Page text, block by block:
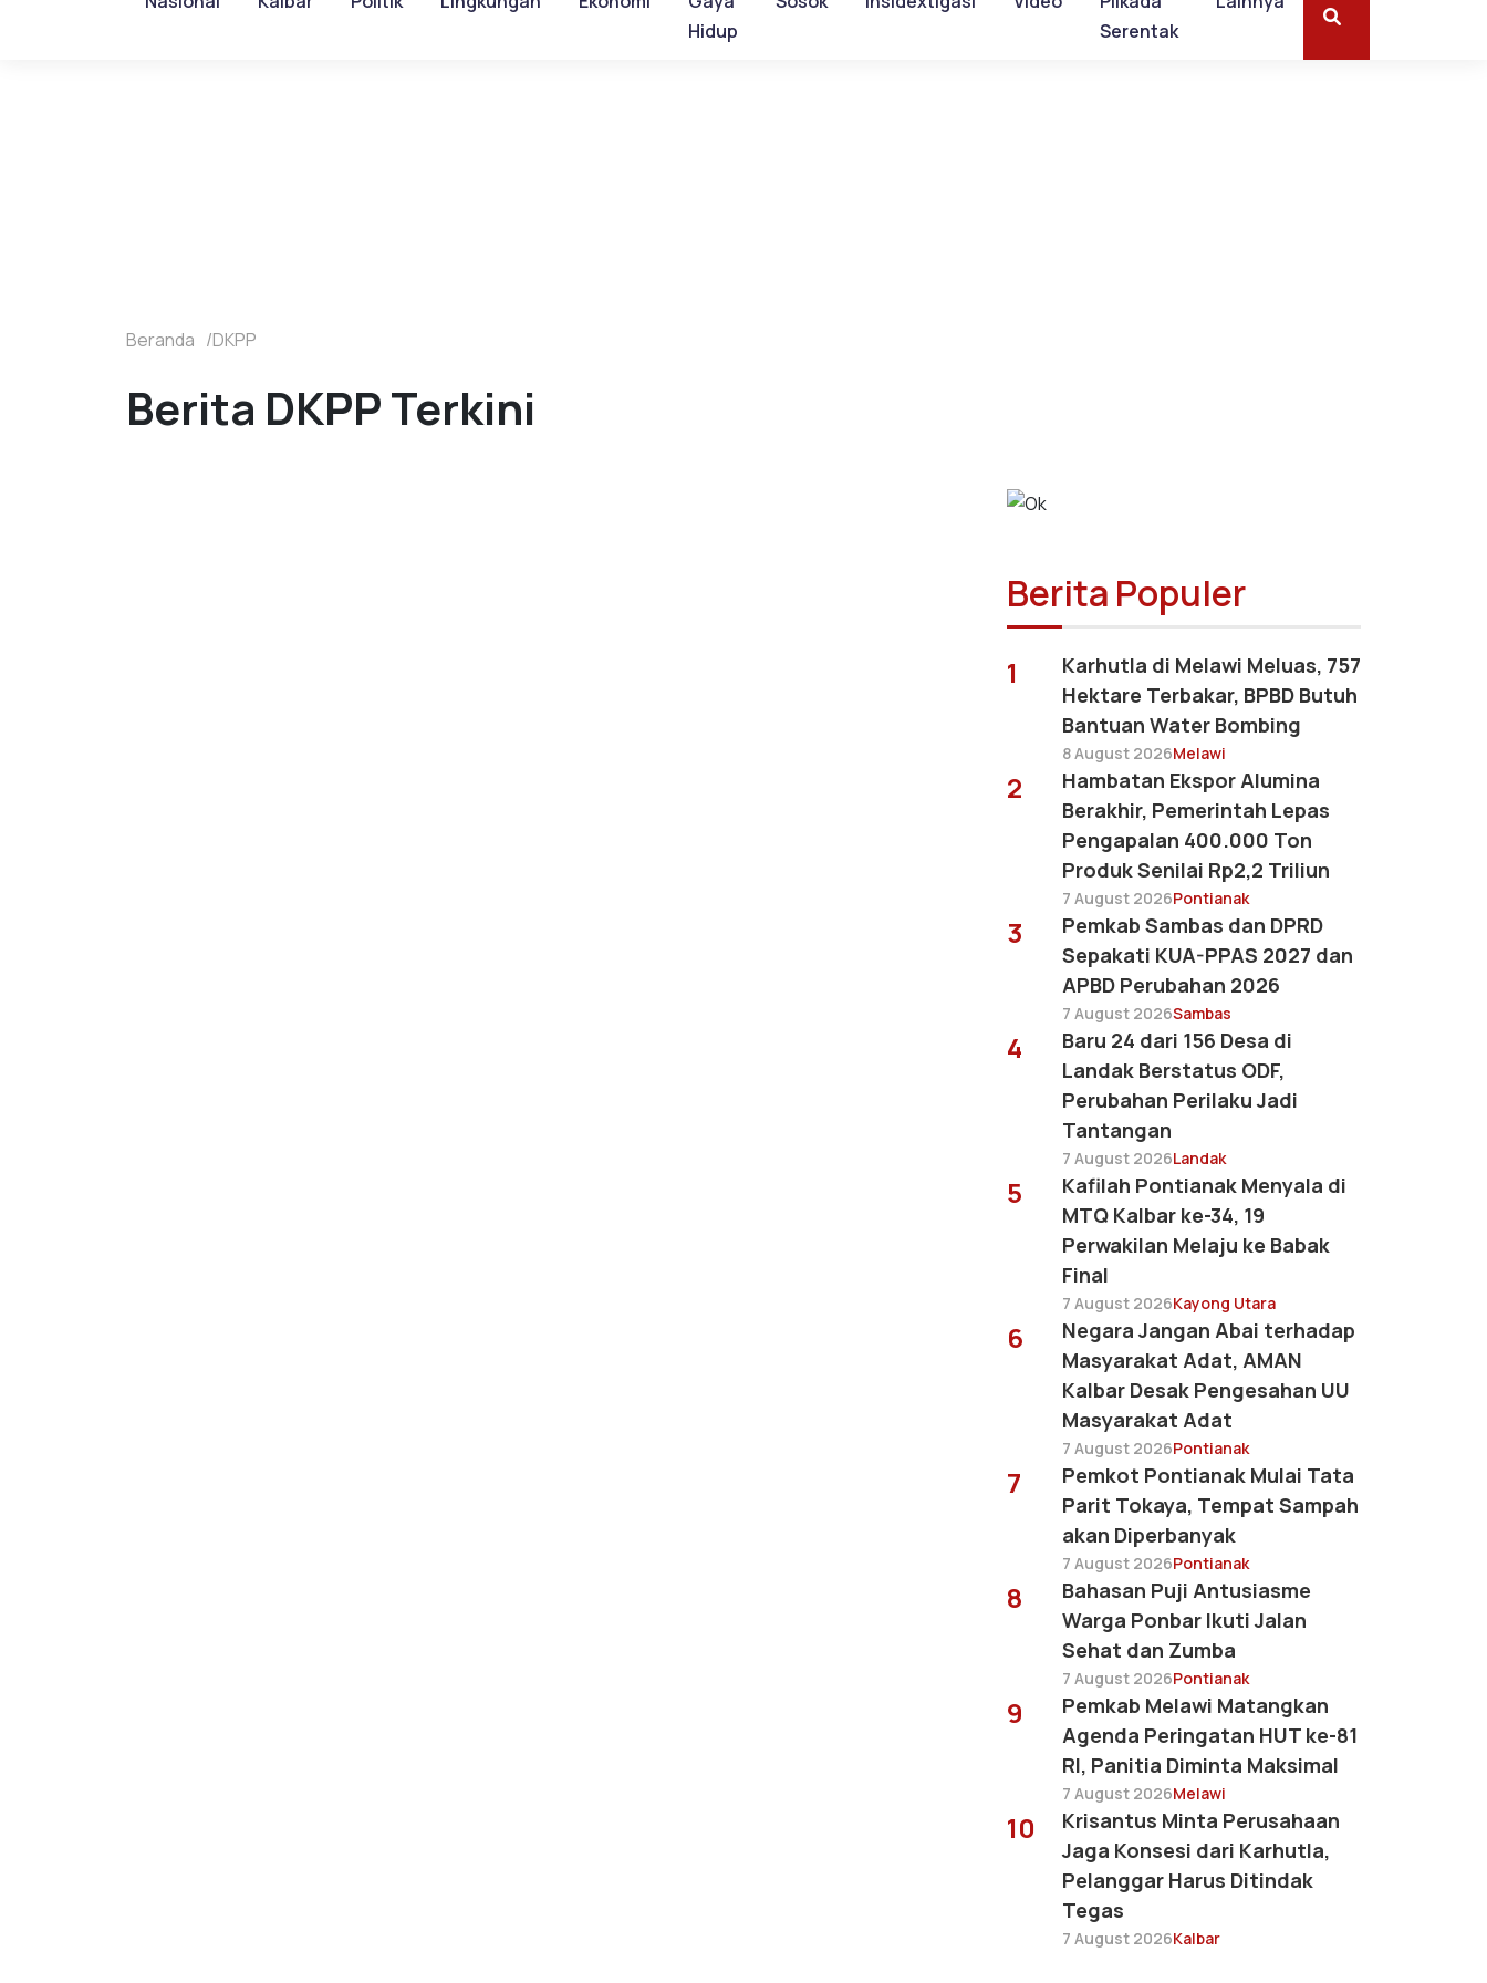
Hidup
Serentak
Beranda DKPP
Berita DKPP Terkini
Berita Populer
1
Karhutla di Melawi Meluas, 757
Hektare Terbakar, BPBD Butuh
Bantuan Water Bombing
8 August 2026Melawi
2
Hambatan Ekspor Alumina
Berakhir, Pemerintah Lepas
Pengapalan 400.000 Ton
Produk Senilai Rp2,2 Triliun
7 August 2026Pontianak
3
Pemkab Sambas dan DPRD
Sepakati KUA-PPAS 2027 dan
APBD Perubahan 2026
7 August 2026Sambas
4
Baru 24 dari 156 Desa di
Landak Berstatus ODF,
Perubahan Perilaku Jadi
Tantangan
7 August 2026Landak
5
Kafilah Pontianak Menyala di
MTQ Kalbar ke-34, 19
Perwakilan Melaju ke Babak
Final
7 August 2026Kayong Utara
6
Negara Jangan Abai terhadap
Masyarakat Adat, AMAN
Kalbar Desak Pengesahan UU
Masyarakat Adat
7 August 2026Pontianak
7
Pemkot Pontianak Mulai Tata
Parit Tokaya, Tempat Sampah
akan Diperbanyak
7 August 2026Pontianak
8
Bahasan Puji Antusiasme
Warga Ponbar Ikuti Jalan
Sehat dan Zumba
7 August 2026Pontianak
9
Pemkab Melawi Matangkan
Agenda Peringatan HUT ke-81
RI, Panitia Diminta Maksimal
7 August 2026Melawi
10
Krisantus Minta Perusahaan
Jaga Konsesi dari Karhutla,
Pelanggar Harus Ditindak
Tegas
7 August 2026Kalbar